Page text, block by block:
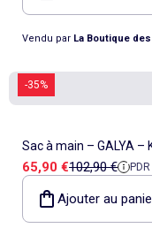
Vendu par La Boutique
-35%
Sac à main – GALYA –
Prix de vente
65,90 €Prix de
102,90 € PDR
Ajouter au